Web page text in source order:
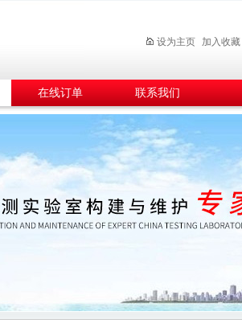
设为主页 加入收藏
在线订单 联系我们